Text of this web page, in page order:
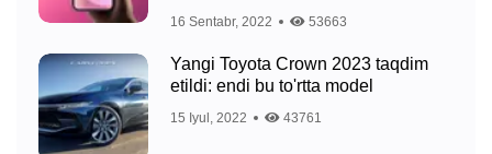
16 Sentabr, 2022 53663
Yangi Toyota Crown 2023 taqdim
etildi: endi bu to'rtta model
15 Iyul, 2022 43761